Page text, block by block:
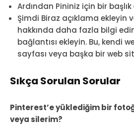
Ardından Pininiz için bir başlık
Şimdi Biraz açıklama ekleyin
hakkında daha fazla bilgi
bağlantısı ekleyin. Bu, kendi
sayfası veya başka bir web
Sıkça Sorulan Sorular
Pinterest’e yüklediğim bir
veya silerim?